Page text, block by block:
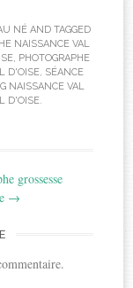
NÉ AND TAGGED
NAISSANCE VAL
PHOTOGRAPHE
D'OISE, SÉANCE
NAISSANCE VAL
D'OISE
grossesse
→